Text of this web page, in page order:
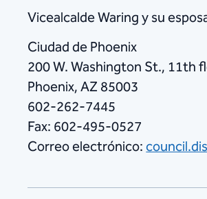
Vicealcalde Waring y su
Ciudad de Phoenix
200 W. Washington St., 11th
Phoenix, AZ 85003
602-262-7445
Fax: 602-495-0527
Correo electrónico: